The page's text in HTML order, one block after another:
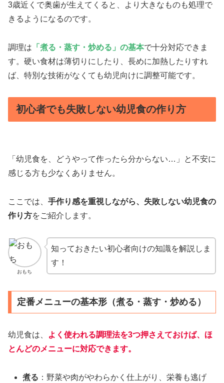
3歳近くで奥歯が生えてくると、より大きなものも処理で
きるようになるのです。
調理は 「煮る・蒸す・炒める」の基本で十分対応できま
す。硬い食材は薄切りにしたり、長めに加熱したりすれ
ば、特別な技術がなくても幼児向けに調整可能です。
初心者でも失敗しない幼児食の作り方
「幼児食を、どうやって作ったら分からない…」と不安に
感じる方も少なくありません。
ここでは、 手作り感を重視しながら、失敗しない幼児食の
作り方をご紹介します。
おもち
知っておきたい初心者向けの知識を解説しま
す！
定番メニューの基本形（煮る・蒸す・炒める）
幼児食は、
よく使われる調理法を3つ押さえておけば、ほ
とんどのメニューに対応できます。
煮る ：野菜や肉がやわらかく仕上がり、栄養も逃げ